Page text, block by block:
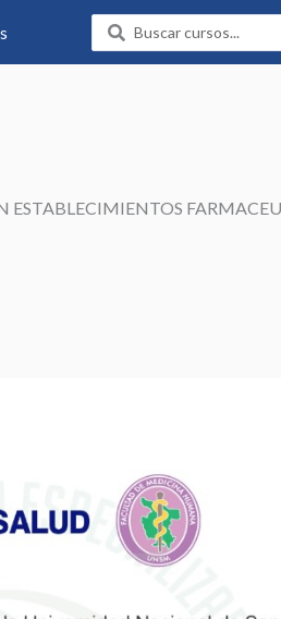
Search
...
ESTABLECIMIENTOS